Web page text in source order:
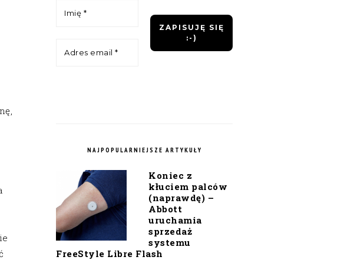
NAJPOPULARNIEJSZE ARTYKUŁY
Koniec z
kłuciem palców
(naprawdę) –
Abbott
uruchamia
sprzedaż
systemu
FreeStyle Libre Flash